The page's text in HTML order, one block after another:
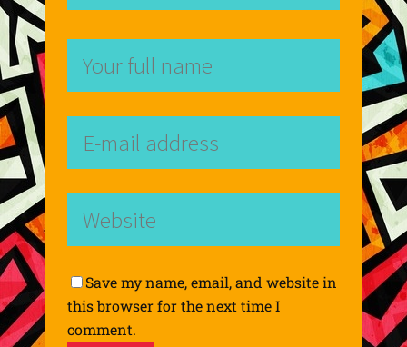
Save my name, email, and website in
this browser for the next time I
comment.